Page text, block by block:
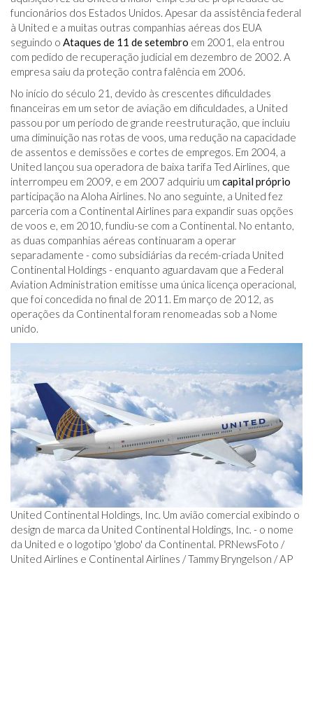
funcionários dos Estados Unidos. Apesar da assistência federal
à United e a muitas outras companhias aéreas dos EUA
seguindo o Ataques de 11 de setembro em 2001, ela entrou
com pedido de recuperação judicial em dezembro de 2002. A
empresa saiu da proteção contra falência em 2006.
No início do século 21, devido às crescentes dificuldades
financeiras em um setor de aviação em dificuldades, a United
passou por um período de grande reestruturação, que incluiu
uma diminuição nas rotas de voos, uma redução na capacidade
de assentos e demissões e cortes de empregos. Em 2004, a
United lançou sua operadora de baixa tarifa Ted Airlines, que
interrompeu em 2009, e em 2007 adquiriu um capital próprio
participação na Aloha Airlines. No ano seguinte, a United fez
parceria com a Continental Airlines para expandir suas opções
de voos e, em 2010, fundiu-se com a Continental. No entanto,
as duas companhias aéreas continuaram a operar
separadamente - como subsidiárias da recém-criada United
Continental Holdings - enquanto aguardavam que a Federal
Aviation Administration emitisse uma única licença operacional,
que foi concedida no final de 2011. Em março de 2012, as
operações da Continental foram renomeadas sob a Nome
unido.
United Continental Holdings, Inc. Um avião comercial exibindo o
design de marca da United Continental Holdings, Inc. - o nome
da United e o logotipo 'globo' da Continental. PRNewsFoto /
United Airlines e Continental Airlines / Tammy Bryngelson / AP